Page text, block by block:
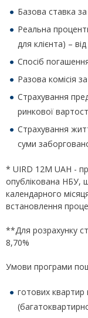
Базова ставка
Реальна
для клієнта) –
Спосіб
Разова комісія
Страхування
ринкової
Страхування
суми
* UIRD 12M UAH -
опублікована НБУ,
календарного
встановлення
**Для розрахунку
8,70%
Умови програми
готових